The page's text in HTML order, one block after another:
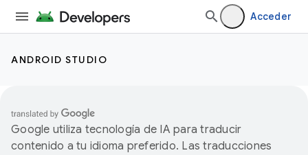
Acceder
ANDROID STUDIO
Google utiliza tecnología de IA para traducir
contenido a tu idioma preferido. Las traducciones